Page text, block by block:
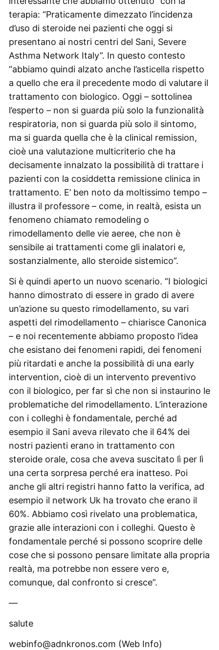
terapia: “Praticamente dimezzato l’incidenza
d’uso di steroide nei pazienti che oggi si
presentano ai nostri centri del Sani, Severe
Asthma Network Italy”. In questo contesto
“abbiamo quindi alzato anche l’asticella rispetto
a quello che era il precedente modo di valutare il
trattamento con biologico. Oggi – sottolinea
l’esperto – non si guarda più solo la funzionalità
respiratoria, non si guarda più solo il sintomo,
ma si guarda quella che è la clinical remission,
cioè una valutazione multicriterio che ha
decisamente innalzato la possibilità di trattare i
pazienti con la cosiddetta remissione clinica in
trattamento. E’ ben noto da moltissimo tempo –
illustra il professore – come, in realtà, esista un
fenomeno chiamato remodeling o
rimodellamento delle vie aeree, che non è
sensibile ai trattamenti come gli inalatori e,
sostanzialmente, allo steroide sistemico”.
Si è quindi aperto un nuovo scenario. “I biologici
hanno dimostrato di essere in grado di avere
un’azione su questo rimodellamento, su vari
aspetti del rimodellamento – chiarisce Canonica
– e noi recentemente abbiamo proposto l’idea
che esistano dei fenomeni rapidi, dei fenomeni
più ritardati e anche la possibilità di una early
intervention, cioè di un intervento preventivo
con il biologico, per far sì che non si instaurino le
problematiche del rimodellamento. L’interazione
con i colleghi è fondamentale, perché ad
esempio il Sani aveva rilevato che il 64% dei
nostri pazienti erano in trattamento con
steroide orale, cosa che aveva suscitato lì per lì
una certa sorpresa perché era inatteso. Poi
anche gli altri registri hanno fatto la verifica, ad
esempio il network Uk ha trovato che erano il
60%. Abbiamo così rivelato una problematica,
grazie alle interazioni con i colleghi. Questo è
fondamentale perché si possono scoprire delle
cose che si possono pensare limitate alla propria
realtà, ma potrebbe non essere vero e,
comunque, dal confronto si cresce”.
—
salute
webinfo@adnkronos.com (Web Info)